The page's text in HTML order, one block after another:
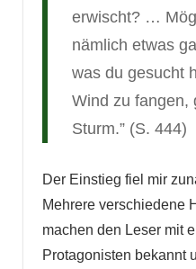
erwischt? …
nämlich etwas
was du gesucht
Wind zu fangen,
Sturm.” (S. 444)
Der Einstieg fiel mir
Mehrere verschiedene
machen den Leser mit
Protagonisten bekannt